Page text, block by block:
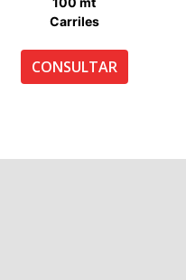
Carriles
CONSULTAR